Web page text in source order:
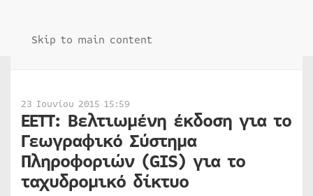
Skip to main content
23 Ιουνίου 2015 15:59
ΕΕΤΤ: Βελτιωμένη έκδοση για το
Γεωγραφικό Σύστημα
Πληροφοριών (GIS) για το
ταχυδρομικό δίκτυο